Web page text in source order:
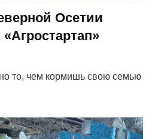
Осетии
то, чем кормишь свою семью